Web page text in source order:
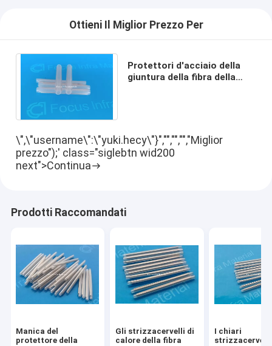
Ottieni Il Miglior Prezzo Per
Protettori d'acciaio della
giuntura della fibra della
\",\"username\":\"yuki.hecy\"}","","","","Miglior
prezzo");' class="siglebtn wid200
next">Continua
Prodotti Raccomandati
Manica del
protettore della
Gli strizzacervelli di
calore della fibra
I chiari